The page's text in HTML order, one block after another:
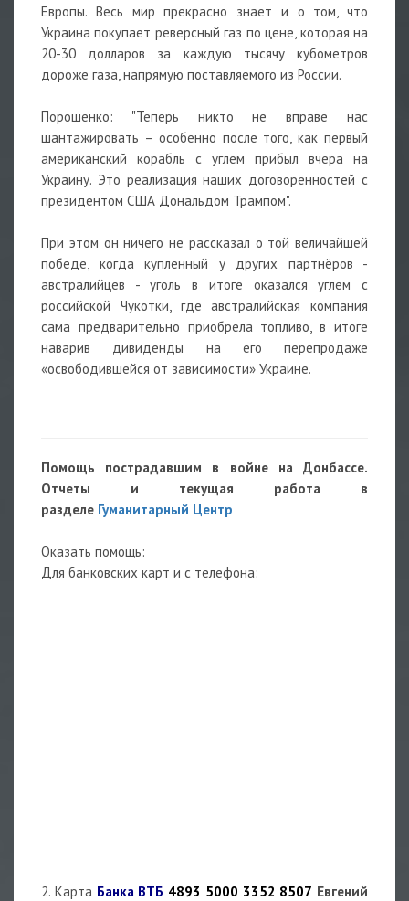
Европы. Весь мир прекрасно знает и о том, что
Украина покупает реверсный газ по цене, которая на
20-30 долларов за каждую тысячу кубометров
дороже газа, напрямую поставляемого из России.
Порошенко: "Теперь никто не вправе нас
шантажировать – особенно после того, как первый
американский корабль с углем прибыл вчера на
Украину. Это реализация наших договорённостей с
президентом США Дональдом Трампом".
При этом он ничего не рассказал о той величайшей
победе, когда купленный у других партнёров -
австралийцев - уголь в итоге оказался углем с
российской Чукотки, где австралийская компания
сама предварительно приобрела топливо, в итоге
наварив дивиденды на его перепродаже
«освободившейся от зависимости» Украине.
Помощь пострадавшим в войне на Донбассе.
Отчеты и текущая работа в
разделе Гуманитарный Центр
Оказать помощь:
Для банковских карт и с телефона:
2. Карта Банка ВТБ 4893 5000 3352 8507 Евгений